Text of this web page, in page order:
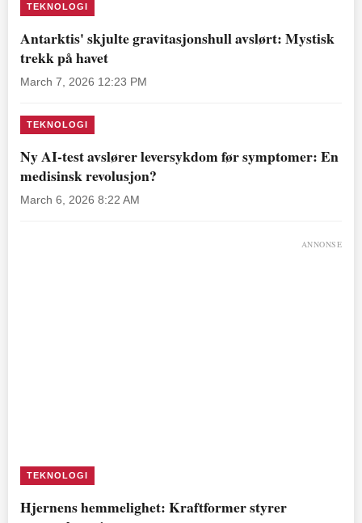
TEKNOLOGI
Antarktis' skjulte gravitasjonshull avslørt: Mystisk
trekk på havet
March 7, 2026 12:23 PM
TEKNOLOGI
Ny AI-test avslører leversykdom før symptomer: En
medisinsk revolusjon?
March 6, 2026 8:22 AM
ANNONSE
TEKNOLOGI
Hjernens hemmelighet: Kraftformer styrer